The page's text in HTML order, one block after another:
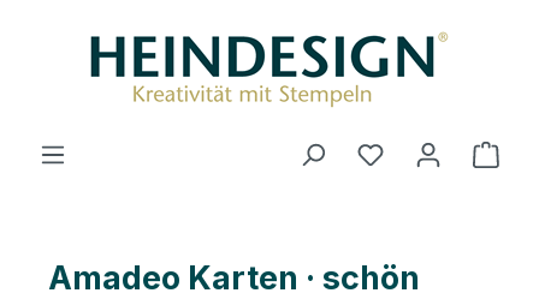
Du hast 0
Amadeo Karten · schön